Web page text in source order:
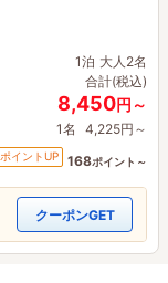
1泊 大人2名
合計(税込)
8,450円～
1名 4,225円～
ポイントUP 168ポイント～
クーポンGET